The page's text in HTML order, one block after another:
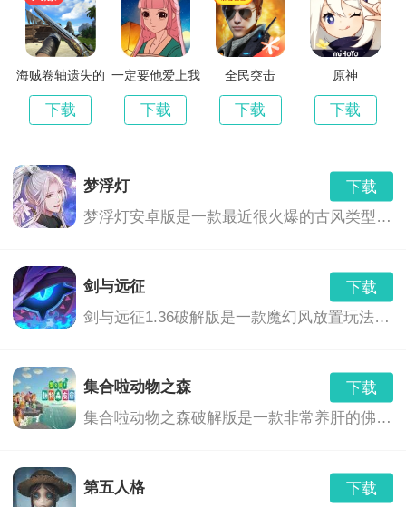
海贼卷轴遗失的
下载
一定要他爱上我
下载
全民突击
下载
原神
下载
梦浮灯
下载
梦浮灯安卓版是一款最近很火爆的古风类型的恋爱手机游戏。梦浮灯游戏中有着精美的画面和音效，中国风的画风，各具特色的男对象，精彩的CG动画，根据你的选择也会产生不同的结局。
剑与远征
下载
剑与远征1.36破解版是一款魔幻风放置玩法的卡牌养成游戏,玩家们将会继承神灵的意志,前去讨伐黑暗之力,这里拥有着非常奇幻的游...,剑与远征1.36破解版免费下载地址...
集合啦动物之森
下载
集合啦动物之森破解版是一款非常养肝的佛系游戏,不像一般的种田游戏一样需要爆肝刷材料,最主要的玩法还是社交,你可以和好朋友们在...,集合啦动物之森免费下载地址...
第五人格 下载